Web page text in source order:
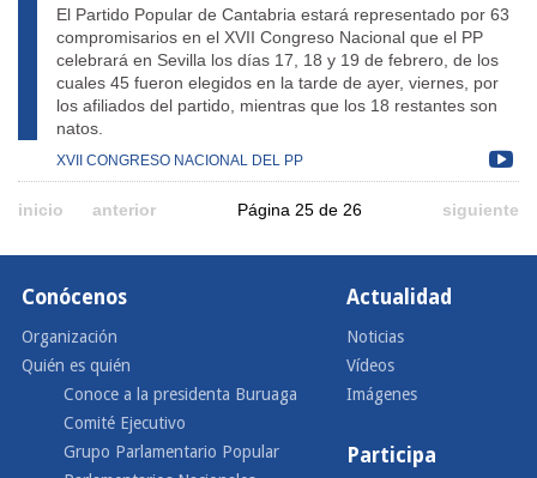
El Partido Popular de Cantabria estará representado por 63
compromisarios en el XVII Congreso Nacional que el PP
celebrará en Sevilla los días 17, 18 y 19 de febrero, de los
cuales 45 fueron elegidos en la tarde de ayer, viernes, por
los afiliados del partido, mientras que los 18 restantes son
natos.
XVII CONGRESO NACIONAL DEL PP
inicio anterior Página 25 de 26 siguiente
Conócenos
Organización
Quién es quién
Conoce a la presidenta Buruaga
Comité Ejecutivo
Grupo Parlamentario Popular
Actualidad
Noticias
Vídeos
Imágenes
Participa